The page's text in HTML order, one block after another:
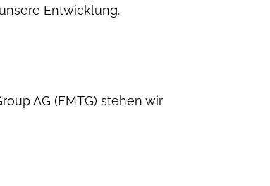
Entwicklung.
AG (FMTG) stehen wir